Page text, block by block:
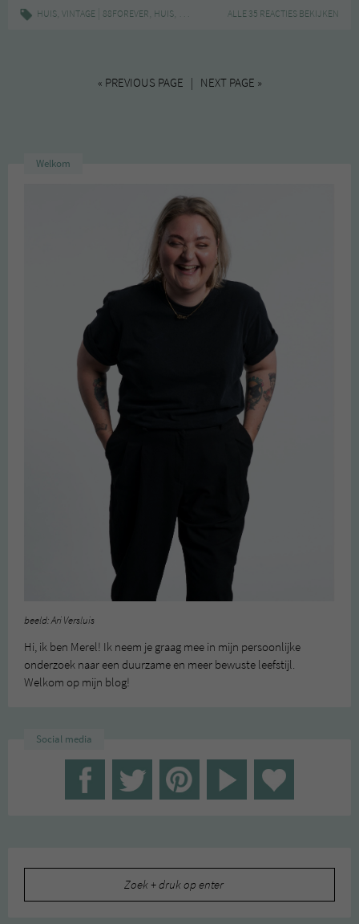
studentenkamer
HUIS, VINTAGE 88FOREVER, HUIS, KRINGLOOP ,LAST DAYS OF SPRING,
ALLE 35 REACTIES BEKIJKEN
« PREVIOUS PAGE | NEXT PAGE »
Welkom
beeld: Ari Versluis
Hi, ik ben Merel! Ik neem je graag mee in mijn persoonlijke
onderzoek naar een duurzame en meer bewuste leefstijl.
Welkom op mijn blog!
Social media